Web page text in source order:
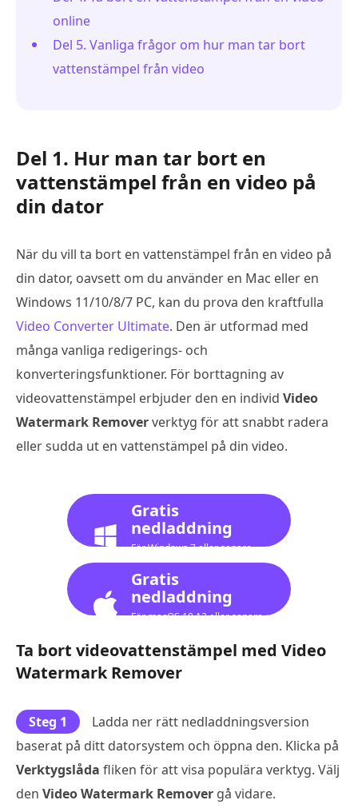
online
Del 5. Vanliga frågor om hur man tar bort
vattenstämpel från video
Del 1. Hur man tar bort en
vattenstämpel från en video på
din dator
När du vill ta bort en vattenstämpel från en video på
din dator, oavsett om du använder en Mac eller en
Windows 11/10/8/7 PC, kan du prova den kraftfulla
Video Converter Ultimate. Den är utformad med
många vanliga redigerings- och
konverteringsfunktioner. För borttagning av
videovattenstämpel erbjuder den en individ Video
Watermark Remoververktyg för att snabbt radera
eller sudda ut en vattenstämpel på din video.
Gratis
nedladdning
För Windows 7 eller senare
Gratis
nedladdning
För macOS 10.12 eller senare
Ta bort videovattenstämpel med Video
Watermark Remover
Steg 1
Ladda ner rätt nedladdningsversion
baserat på ditt datorsystem och öppna den. Klicka på
Verktygslåda fliken för att visa populära verktyg. Välj
den Video Watermark Remover gå vidare.